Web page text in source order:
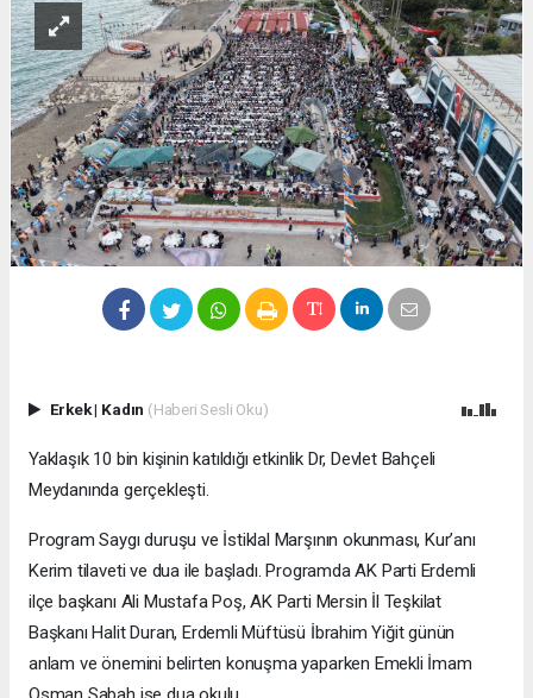
Erkek| Kadın (Haberi Sesli Oku)
Yaklaşık 10 bin kişinin katıldığı etkinlik Dr, Devlet Bahçeli
Meydanında gerçekleşti.
Program Saygı duruşu ve İstiklal Marşının okunması, Kur’anı
Kerim tilaveti ve dua ile başladı. Programda AK Parti Erdemli
ilçe başkanı Ali Mustafa Poş, AK Parti Mersin İl Teşkilat
Başkanı Halit Duran, Erdemli Müftüsü İbrahim Yiğit günün
anlam ve önemini belirten konuşma yaparken Emekli İmam